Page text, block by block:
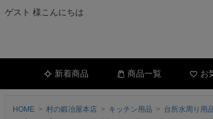
ゲスト 様こんにちは
新着商品 商品一覧 お
HOME 村の鍛冶屋本店 キッチン用品 台所水周り用